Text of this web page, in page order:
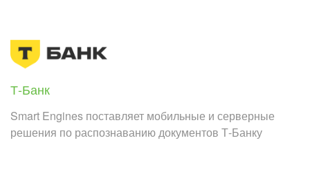
Т-Банк
Smart Engines поставляет мобильные и серверные
решения по распознаванию документов Т-Банку